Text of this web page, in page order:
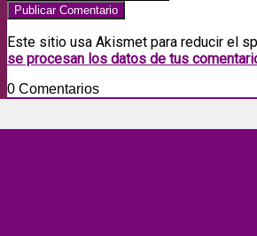
Este sitio usa Akismet para reducir el
se procesan los datos de tus
0 Comentarios